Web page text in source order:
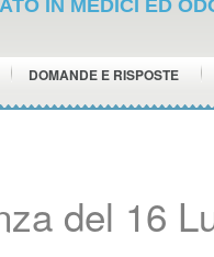
IN MEDICI ED
DOMANDE E RISPOSTE
del 16